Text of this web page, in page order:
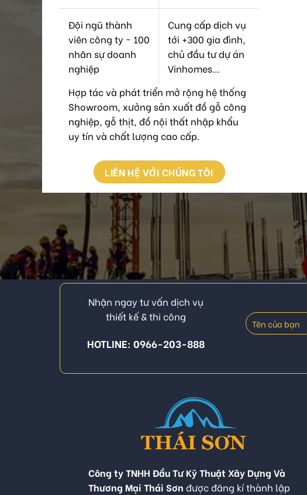
Đội ngũ thành
viên công ty ~ 100
nhân sự doanh
nghiệp
Cung cấp dịch vụ
tới +300 gia đình,
chủ đầu tư dự án
Vinhomes...
Hợp tác và phát triển mở rộng hệ thống
Showroom, xưởng sản xuất đồ gỗ công
nghiệp, gỗ thịt, đồ nội thất nhập khẩu
uy tín và chất lượng cao cấp.
LIÊN HỆ VỚI CHÚNG TÔI
Nhận ngay tư vấn dịch vụ
thiết kế & thi công
HOTLINE: 0966-203-888
Công ty TNHH Đầu Tư Kỹ Thuật Xây Dựng Và
Thương Mại Thái Sơn được đăng kí thành lập